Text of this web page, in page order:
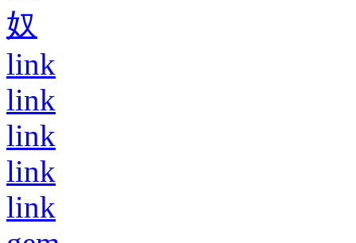
奴
link
link
link
link
link